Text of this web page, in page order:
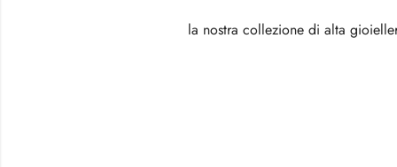
la nostra collezione di alta